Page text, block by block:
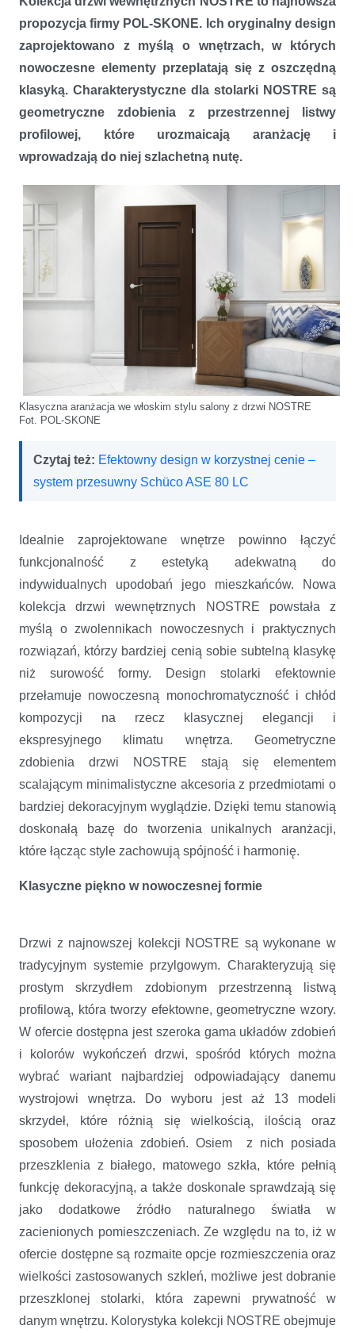
propozycja firmy POL-SKONE. Ich oryginalny design
zaprojektowano z myślą o wnętrzach, w których
nowoczesne elementy przeplatają się z oszczędną
klasyką. Charakterystyczne dla stolarki NOSTRE są
geometryczne zdobienia z przestrzennej listwy
profilowej, które urozmaicają aranżację i
wprowadzają do niej szlachetną nutę.
Klasyczna aranżacja we włoskim stylu salony z drzwi NOSTRE
Fot. POL-SKONE
Czytaj też: Efektowny design w korzystnej cenie –
system przesuwny Schüco ASE 80 LC
Idealnie zaprojektowane wnętrze powinno łączyć
funkcjonalność z estetyką adekwatną do
indywidualnych upodobań jego mieszkańców. Nowa
kolekcja drzwi wewnętrznych NOSTRE powstała z
myślą o zwolennikach nowoczesnych i praktycznych
rozwiązań, którzy bardziej cenią sobie subtelną klasykę
niż surowość formy. Design stolarki efektownie
przełamuje nowoczesną monochromatyczność i chłód
kompozycji na rzecz klasycznej elegancji i
ekspresyjnego klimatu wnętrza. Geometryczne
zdobienia drzwi NOSTRE stają się elementem
scalającym minimalistyczne akcesoria z przedmiotami o
bardziej dekoracyjnym wyglądzie. Dzięki temu stanowią
doskonałą bazę do tworzenia unikalnych aranżacji,
które łącząc style zachowują spójność i harmonię.
Klasyczne piękno w nowoczesnej formie
Drzwi z najnowszej kolekcji NOSTRE są wykonane w
tradycyjnym systemie przylgowym. Charakteryzują się
prostym skrzydłem zdobionym przestrzenną listwą
profilową, która tworzy efektowne, geometryczne wzory.
W ofercie dostępna jest szeroka gama układów zdobień
i kolorów wykończeń drzwi, spośród których można
wybrać wariant najbardziej odpowiadający danemu
wystrojowi wnętrza. Do wyboru jest aż 13 modeli
skrzydeł, które różnią się wielkością, ilością oraz
sposobem ułożenia zdobień. Osiem z nich posiada
przeszklenia z białego, matowego szkła, które pełnią
funkcję dekoracyjną, a także doskonale sprawdzają się
jako dodatkowe źródło naturalnego światła w
zacienionych pomieszczeniach. Ze względu na to, iż w
ofercie dostępne są rozmaite opcje rozmieszczenia oraz
wielkości zastosowanych szkleń, możliwe jest dobranie
przeszklonej stolarki, która zapewni prywatność w
danym wnętrzu. Kolorystyka kolekcji NOSTRE obejmuje